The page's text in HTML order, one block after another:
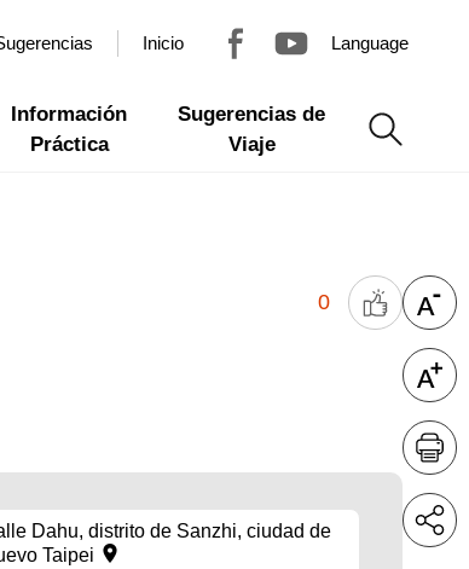
Inicio Language
Información
Práctica
Sugerencias de
Viaje
0
Dahu, distrito de Sanzhi, ciudad de
Taipei